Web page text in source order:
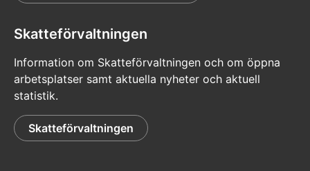
Skatteförvaltningen
Information om Skatteförvaltningen och om öppna
arbetsplatser samt aktuella nyheter och aktuell
statistik.
Skatteförvaltningen